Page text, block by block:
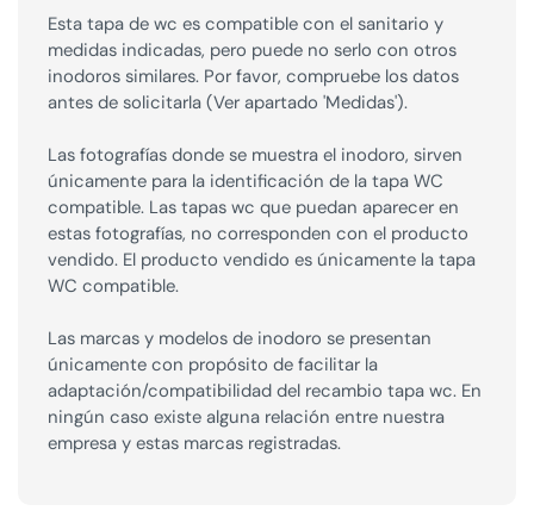
Esta tapa de wc es compatible con el sanitario y
medidas indicadas, pero puede no serlo con otros
inodoros similares. Por favor, compruebe los datos
antes de solicitarla (Ver apartado 'Medidas').
Las fotografías donde se muestra el inodoro, sirven
únicamente para la identificación de la tapa WC
compatible. Las tapas wc que puedan aparecer en
estas fotografías, no corresponden con el producto
vendido. El producto vendido es únicamente la tapa
WC compatible.
Las marcas y modelos de inodoro se presentan
únicamente con propósito de facilitar la
adaptación/compatibilidad del recambio tapa wc. En
ningún caso existe alguna relación entre nuestra
empresa y estas marcas registradas.